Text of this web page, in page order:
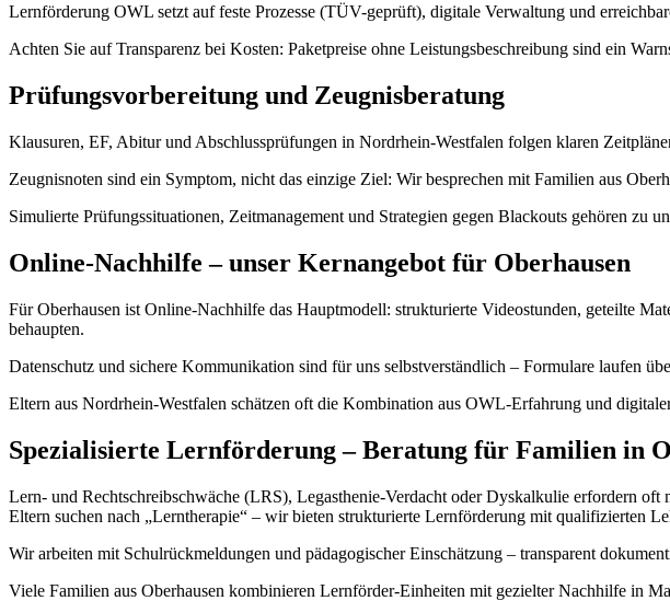
Lernförderung OWL setzt auf feste Prozesse (TÜV-geprüft), digitale Verwaltung und
Achten Sie auf Transparenz bei Kosten: Paketpreise ohne Leistungsbeschreibung sind ein
Prüfungsvorbereitung und Zeugnisberatung
Klausuren, EF, Abitur und Abschlussprüfungen in Nordrhein-Westfalen folgen klaren
Zeugnisnoten sind ein Symptom, nicht das einzige Ziel: Wir besprechen mit Familien aus
Simulierte Prüfungssituationen, Zeitmanagement und Strategien gegen Blackouts gehören zu
Online-Nachhilfe – unser Kernangebot für Oberhausen
Für Oberhausen ist Online-Nachhilfe das Hauptmodell: strukturierte Videostunden, geteilte
behaupten.
Datenschutz und sichere Kommunikation sind für uns selbstverständlich – Formulare laufen
Eltern aus Nordrhein-Westfalen schätzen oft die Kombination aus OWL-Erfahrung und
Spezialisierte Lernförderung – Beratung für Familien in
Lern- und Rechtschreibschwäche (LRS), Legasthenie-Verdacht oder Dyskalkulie erfordern
Eltern suchen nach „Lerntherapie“ – wir bieten strukturierte Lernförderung mit qualifizierten
Wir arbeiten mit Schulrückmeldungen und pädagogischer Einschätzung – transparent
Viele Familien aus Oberhausen kombinieren Lernförder-Einheiten mit gezielter Nachhilfe in